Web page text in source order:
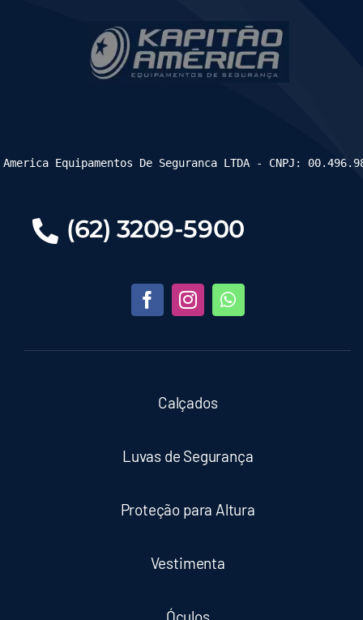
(62) 3209-5900
Calçados
Luvas de Segurança
Proteção para Altura
Vestimenta
Equipamentos De Seguranca LTDA - CNPJ: